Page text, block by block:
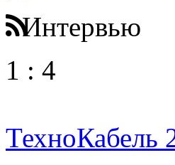
Интервью
1 : 4
ТехноКабель